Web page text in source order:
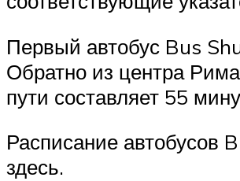
Первый автобус Bus
Обратно из центра
пути составляет 55
Расписание
здесь.